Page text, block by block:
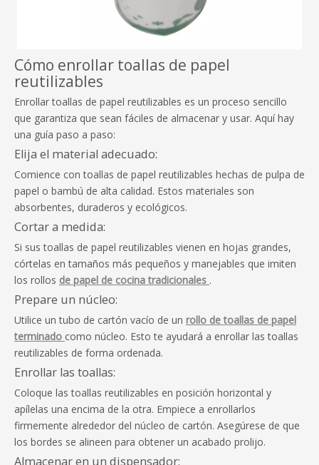
Cómo enrollar toallas de papel
reutilizables
Enrollar toallas de papel reutilizables es un proceso sencillo
que garantiza que sean fáciles de almacenar y usar. Aquí hay
una guía paso a paso:
Elija el material adecuado:
Comience con toallas de papel reutilizables hechas de pulpa de
papel o bambú de alta calidad. Estos materiales son
absorbentes, duraderos y ecológicos.
Cortar a medida:
Si sus toallas de papel reutilizables vienen en hojas grandes,
córtelas en tamaños más pequeños y manejables que imiten
los rollos de papel de cocina tradicionales .
Prepare un núcleo:
Utilice un tubo de cartón vacío de un rollo de toallas de papel
terminado como núcleo. Esto te ayudará a enrollar las toallas
reutilizables de forma ordenada.
Enrollar las toallas:
Coloque las toallas reutilizables en posición horizontal y
apílelas una encima de la otra. Empiece a enrollarlos
firmemente alrededor del núcleo de cartón. Asegúrese de que
los bordes se alineen para obtener un acabado prolijo.
Almacenar en un dispensador: